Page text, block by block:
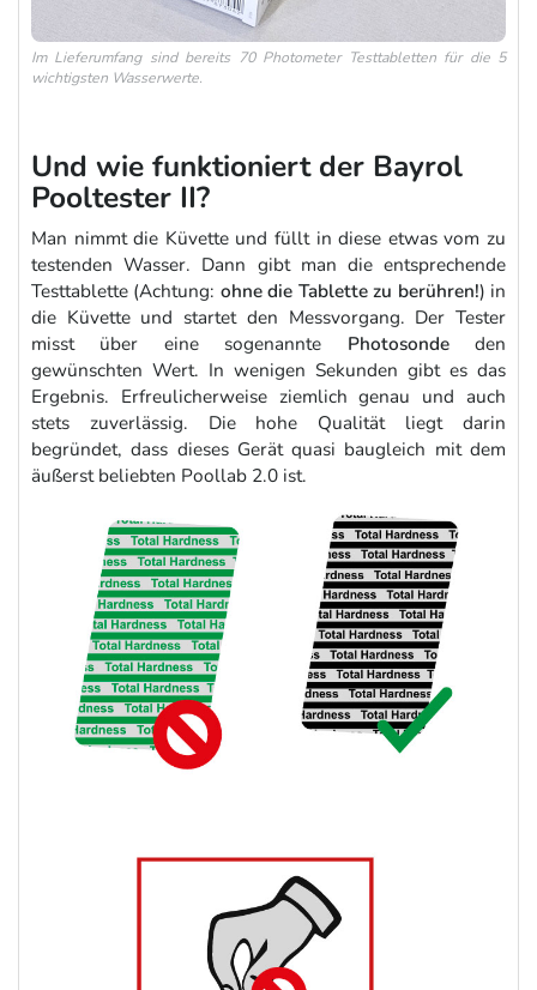
Im Lieferumfang sind bereits 70 Photometer Testtabletten für die 5
wichtigsten Wasserwerte.
Und wie funktioniert der Bayrol
Pooltester II?
Man nimmt die Küvette und füllt in diese etwas vom zu
testenden Wasser. Dann gibt man die entsprechende
Testtablette (Achtung: ohne die Tablette zu berühren!) in
die Küvette und startet den Messvorgang. Der Tester
misst über eine sogenannte Photosondeden
gewünschten Wert. In wenigen Sekunden gibt es das
Ergebnis. Erfreulicherweise ziemlich genau und auch
stets zuverlässig. Die hohe Qualität liegt darin
begründet, dass dieses Gerät quasi baugleich mit dem
äußerst beliebten Poollab 2.0 ist.